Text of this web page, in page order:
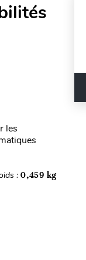
les
:0,459 kg